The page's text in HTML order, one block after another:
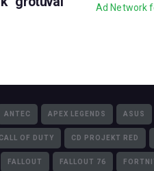
Ad Network
ANTEC APEX LEGENDS ASUS
CALL OF DUTY CD PROJEKT RED
FALLOUT FALLOUT 76